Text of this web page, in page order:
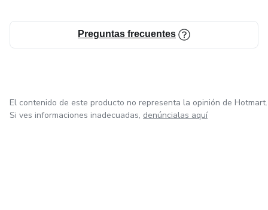
Preguntas frecuentes
El contenido de este producto no representa la opinión de Hotmart.
Si ves informaciones inadecuadas, denúncialas aquí